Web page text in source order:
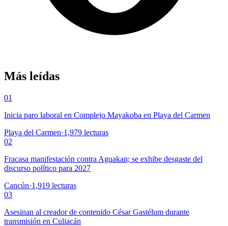
Más leídas
01
Inicia paro laboral en Complejo Mayakoba en Playa del Carmen
Playa del Carmen·1,979 lecturas
02
Fracasa manifestación contra Aguakan; se exhibe desgaste del
discurso político para 2027
Cancún·1,919 lecturas
03
Asesinan al creador de contenido César Gastélum durante
transmisión en Culiacán